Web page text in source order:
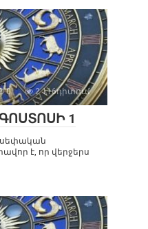
0 2 116դիտում
1
սեփական
է, որ վերջերս